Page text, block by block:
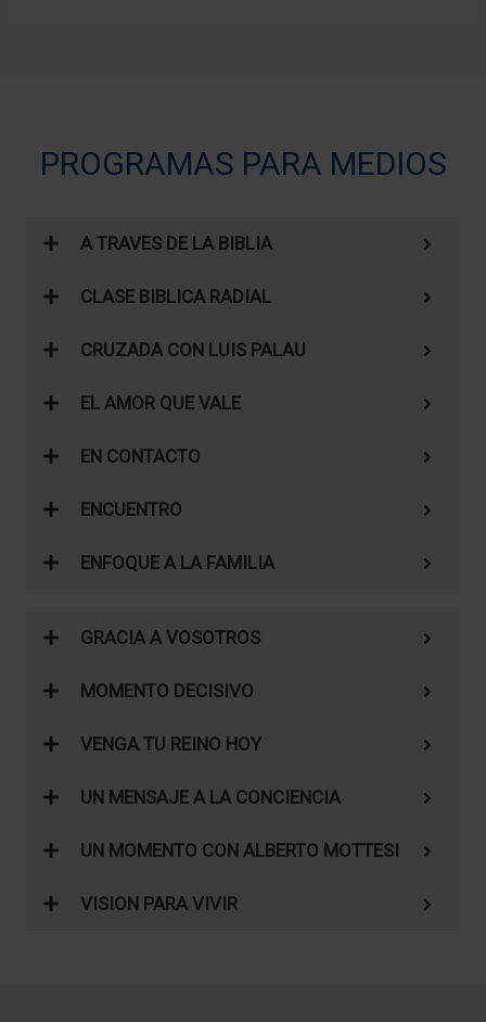
PROGRAMAS PARA MEDIOS
A TRAVES DE LA BIBLIA
CLASE BIBLICA RADIAL
CRUZADA CON LUIS PALAU
EL AMOR QUE VALE
EN CONTACTO
ENCUENTRO
ENFOQUE A LA FAMILIA
GRACIA A VOSOTROS
MOMENTO DECISIVO
VENGA TU REINO HOY
UN MENSAJE A LA CONCIENCIA
UN MOMENTO CON ALBERTO MOTTESI
VISION PARA VIVIR